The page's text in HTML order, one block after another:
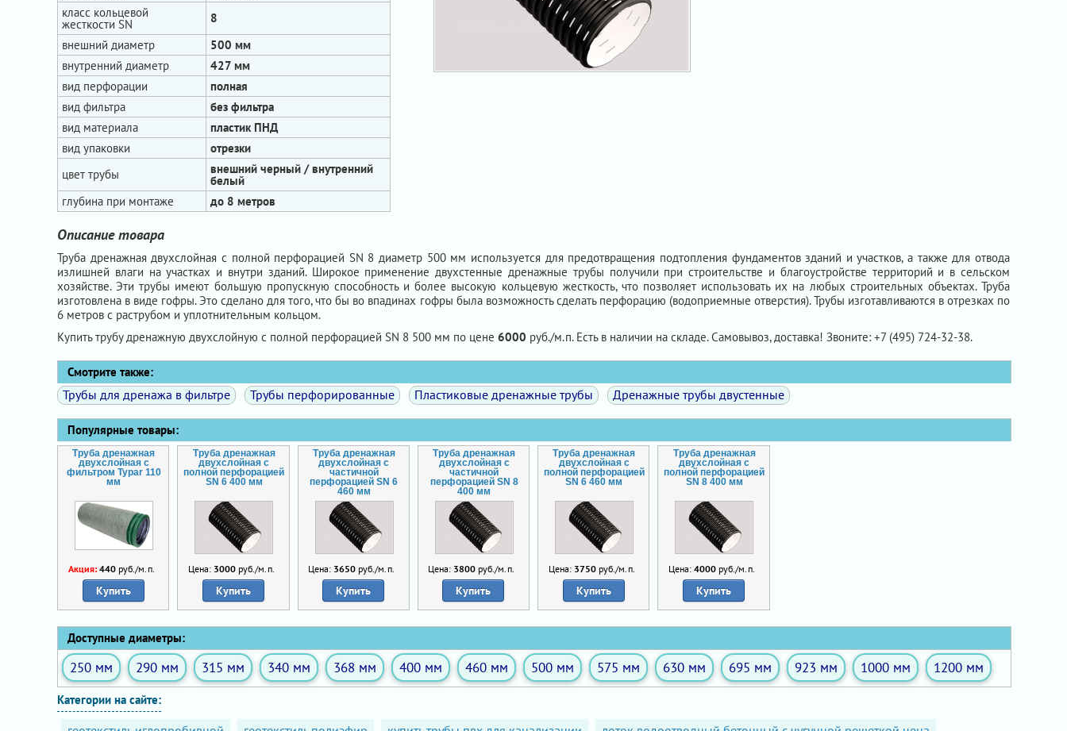
класс кольцевой
жесткости SN
8
внешний диаметр
500 мм
внутренний диаметр
427 мм
вид перфорации
полная
вид фильтра
без фильтра
вид материала
пластик ПНД
вид упаковки
отрезки
цвет трубы
внешний черный / внутренний
белый
глубина при монтаже
до 8 метров
Описание товара
Труба дренажная двухслойная с полной перфорацией SN 8 диаметр 500 мм используется для предотвращения подтопления фундаментов зданий и участков, а также для отвода
излишней влаги на участках и внутри зданий. Широкое применение двухстенные дренажные трубы получили при строительстве и благоустройстве территорий и в сельском
хозяйстве. Эти трубы имеют большую пропускную способность и более высокую кольцевую жесткость, что позволяет использовать их на любых строительных объектах. Труба
изготовлена в виде гофры. Это сделано для того, что бы во впадинах гофры была возможность сделать перфорацию (водоприемные отверстия). Трубы изготавливаются в отрезках по
6 метров с раструбом и уплотнительным кольцом.
Купить трубу дренажную двухслойную с полной перфорацией SN 8 500 мм по цене 6000 руб./м.п. Есть в наличии на складе. Самовывоз, доставка! Звоните: +7 (495) 724-32-38.
Смотрите также:
Трубы для дренажа в фильтре Трубы перфорированные Пластиковые дренажные трубы Дренажные трубы двустенные
Популярные товары:
Труба дренажная
двухслойная с
фильтром Typar 110
мм
Акция: 440руб./м.п.
Купить
Труба дренажная
двухслойная с
полной перфорацией
SN 6 400 мм
Цена: 3000руб./м.п.
Купить
Труба дренажная
двухслойная с
частичной
перфорацией SN 6
460 мм
Цена: 3650 руб./м.п.
Купить
Труба дренажная
двухслойная с
частичной
перфорацией SN 8
400 мм
Цена: 3800 руб./м.п.
Купить
Труба дренажная
двухслойная с
полной перфорацией
SN 6 460 мм
Цена: 3750руб./м.п.
Купить
Труба дренажная
двухслойная с
полной перфорацией
SN 8 400 мм
Цена: 4000руб./м.п.
Купить
Доступные диаметры:
250 мм 290 мм 315 мм 340 мм 368 мм 400 мм 460 мм 500 мм 575 мм 630 мм 695 мм 923 мм 1000 мм 1200 мм
Категории на сайте: